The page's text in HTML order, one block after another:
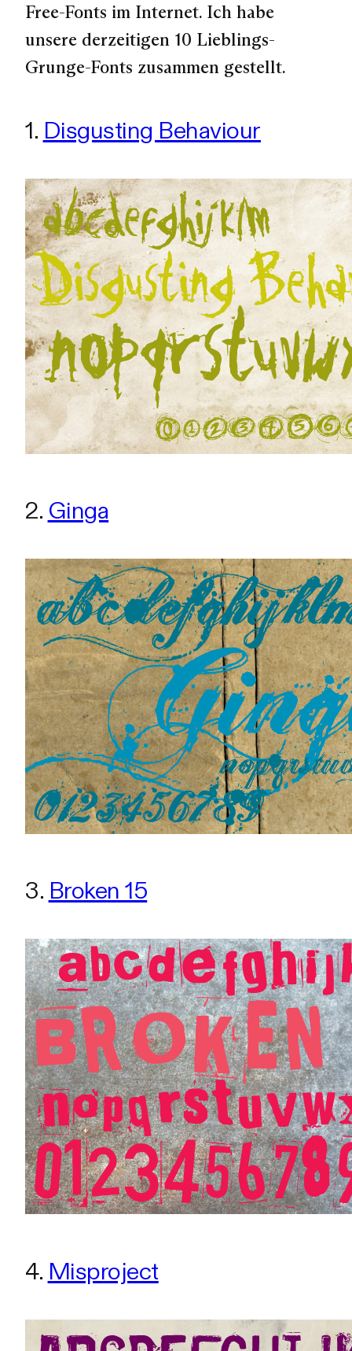
Free-Fonts im Internet. Ich habe
unsere derzeitigen 10 Lieblings-
Grunge-Fonts zusammen gestellt.
1. Disgusting Behaviour
2. Ginga
3. Broken 15
4. Misproject